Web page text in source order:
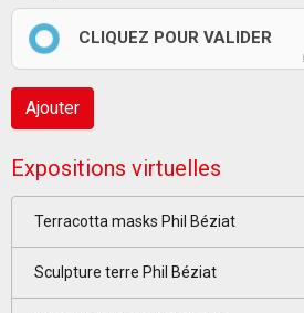
CLIQUEZ POUR VALIDER
Ajouter
Expositions virtuelles
Terracotta masks Phil Béziat
Sculpture terre Phil Béziat